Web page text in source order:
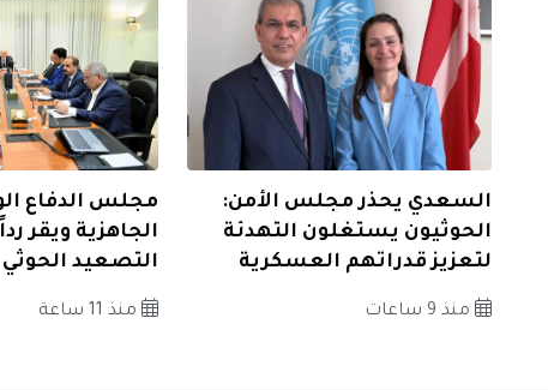
السعدي يحذر مجلس الأمن:
الحوثيون يستغلون التهدئة
لتعزيز قدراتهم العسكرية
منذ 9 ساعات
مجلس الدفاع
الجاهزية ويقر
التصعيد الحوثي
منذ 11 ساعة